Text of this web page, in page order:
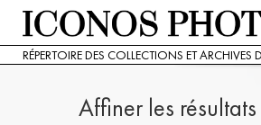
RÉPERTOIRE DES COLLECTIONS ET
Affiner les